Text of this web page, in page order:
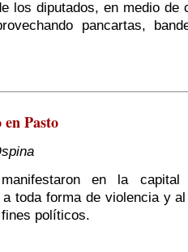
los diputados, en medio de
pancartas,
Pasto
en la capital
toda forma de violencia y
políticos.